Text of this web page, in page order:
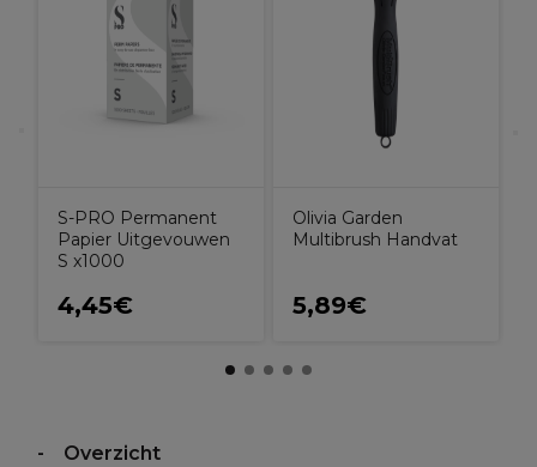
S-PRO Permanent
Papier Uitgevouwen
S x1000
4,45€
Olivia Garden
Multibrush Handvat
5,89€
Overzicht